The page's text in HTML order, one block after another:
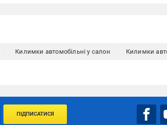
Килимки автомобільні у салон Килимки
ПІДПИСАТИСЯ